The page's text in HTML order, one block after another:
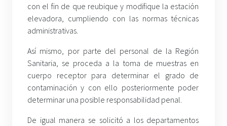
con el fin de que reubique y modifique la estación
elevadora, cumpliendo con las normas técnicas
administrativas.
Así mismo, por parte del personal de la Región
Sanitaria, se proceda a la toma de muestras en
cuerpo receptor para determinar el grado de
contaminación y con ello posteriormente poder
determinar una posible responsabilidad penal.
De igual manera se solicitó a los departamentos